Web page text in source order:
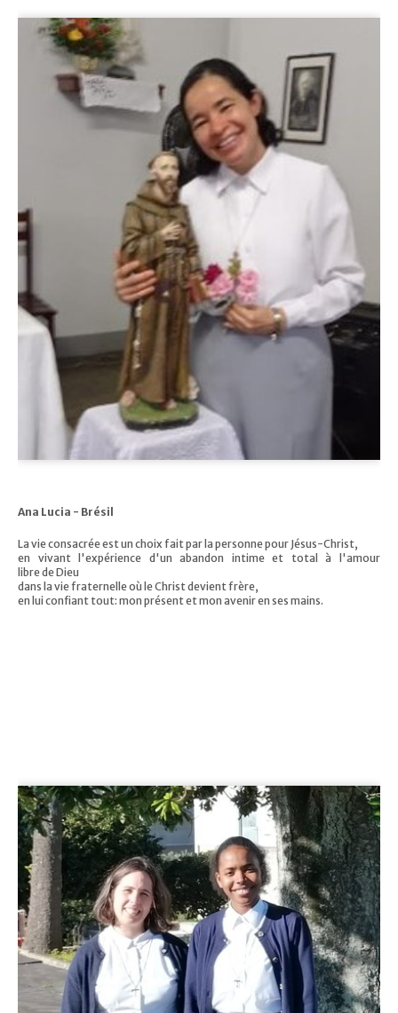
Ana Lucia - Brésil
La vie consacrée est un choix fait par la personne pour Jésus-Christ,
en vivant l'expérience d'un abandon intime et total à l'amour
libre de Dieu
dans la vie fraternelle où le Christ devient frère,
en lui confiant tout: mon présent et mon avenir en ses mains.